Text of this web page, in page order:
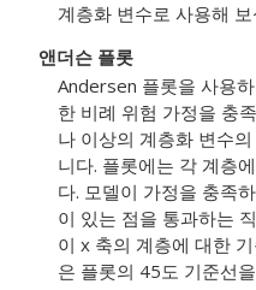
계층화 변수로 사용해 보
앤더슨 플롯
Andersen 플롯을 사용
한 비례 위험 가정을 충
나 이상의 계층화 변수
니다. 플롯에는 각 계층
다. 모델이 가정을 충족
이 있는 점을 통과하는
이 x 축의 계층에 대한
은 플롯의 45도 기준선